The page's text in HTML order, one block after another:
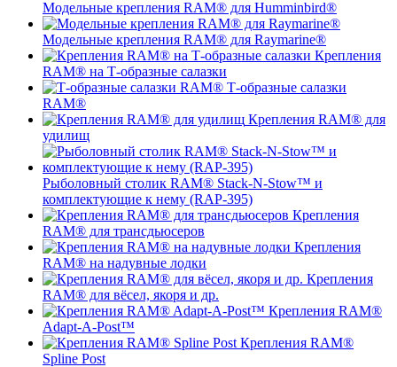
Модельные крепления RAM® для Humminbird®
Модельные крепления RAM® для Raymarine®
Крепления
RAM® на Т-образные салазки
Т-образные салазки
RAM®
Крепления RAM® для
удилищ
Рыболовный столик RAM® Stack-N-Stow™ и
комплектующие к нему (RAP-395)
Крепления
RAM® для трансдьюсеров
Крепления
RAM® на надувные лодки
Крепления
RAM® для вёсел, якоря и др.
Крепления RAM®
Adapt-A-Post™
Крепления RAM®
Spline Post